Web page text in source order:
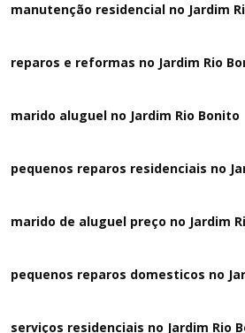
manutenção residencial no Jardim
reparos e reformas no Jardim Rio
marido aluguel no Jardim Rio Bonito
pequenos reparos residenciais no
marido de aluguel preço no Jardim
pequenos reparos domesticos no
serviços residenciais no Jardim Rio